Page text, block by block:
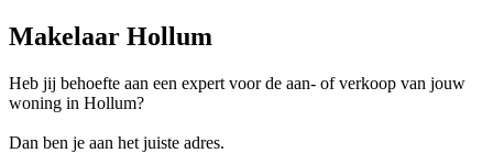
Makelaar Hollum
Heb jij behoefte aan een expert voor de aan- of verkoop van jouw
woning in Hollum?
Dan ben je aan het juiste adres.